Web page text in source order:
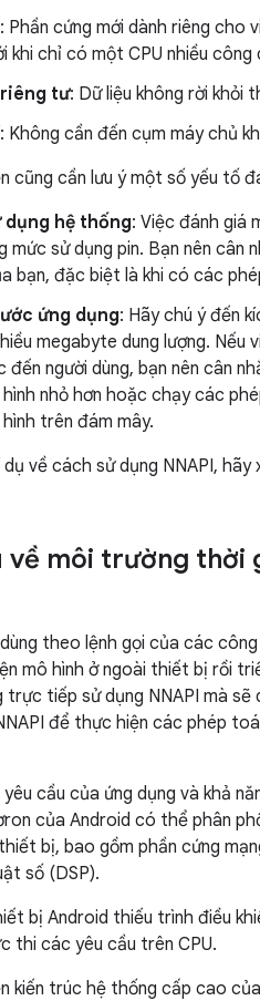
: Phần cứng mới dành riêng cho
khi chỉ có một CPU nhiều công
tư: Dữ liệu không rời khỏi
: Không cần đến cụm máy chủ
cũng cần lưu ý một số yếu tố
dụng hệ thống: Việc đánh giá
mức sử dụng pin. Bạn nên cân
bạn, đặc biệt là khi có các
ứng dụng: Hãy chú ý đến
megabyte dung lượng.
đến người dùng, bạn nên cân
nhỏ hơn hoặc chạy các
trên đám mây.
về cách sử dụng NNAPI, hãy
về môi trường thời
dùng theo lệnh gọi của các
mô hình ở ngoài thiết bị rồi
trực tiếp sử dụng NNAPI mà
để thực hiện các phép
cầu của ứng dụng và khả
của Android có thể phân
bị, bao gồm phần cứng
số (DSP).
bị Android thiếu trình điều
thi các yêu cầu trên CPU.
kiến trúc hệ thống cấp cao